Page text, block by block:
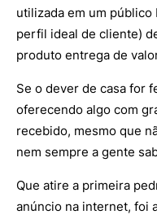
utilizada em um
perfil ideal de cliente)
produto entrega de
Se o dever de casa for
oferecendo algo com
recebido, mesmo que
nem sempre a gente
Que atire a primeira
anúncio na internet, foi